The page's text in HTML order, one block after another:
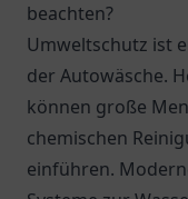
beachten?
Umweltschutz ist
der Autowäsche.
können große
chemischen
einführen.